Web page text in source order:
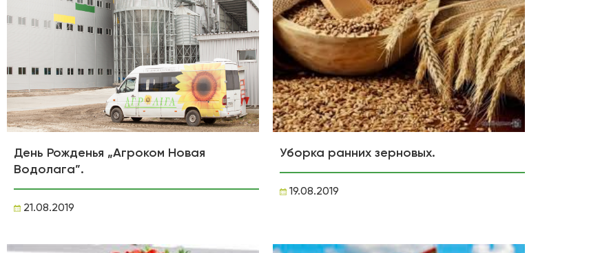
День Рожденья „Агроком Новая
Водолага”.
21.08.2019
Уборка ранних зерновых.
19.08.2019